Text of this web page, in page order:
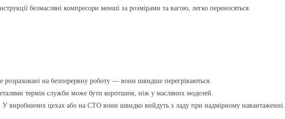
безмасляні компресори менші за розмірами та вагою, легко переносяться.
розраховані на безперервну роботу — вони швидше перегріваються.
термін служби може бути коротшим, ніж у масляних моделей.
У виробничих цехах або на СТО вони швидко вийдуть з ладу при надмірному навантаженні.